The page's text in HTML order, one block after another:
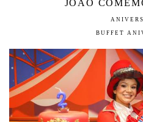
JOÃO
BUFFET